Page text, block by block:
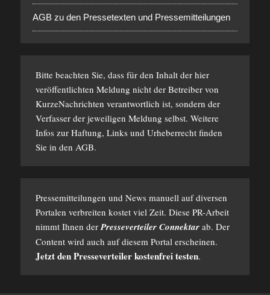
AGB zu den Pressetexten und Pressemitteilungen
Bitte beachten Sie, dass für den Inhalt der hier
veröffentlichten Meldung nicht der Betreiber von
KurzeNachrichten verantwortlich ist, sondern der
Verfasser der jeweiligen Meldung selbst. Weitere
Infos zur Haftung, Links und Urheberrecht finden
Sie in den AGB.
Pressemitteilungen und News manuell auf diversen
Portalen verbreiten kostet viel Zeit. Diese PR-Arbeit
nimmt Ihnen derPresseverteiler Connektarab. Der
Content wird auch auf diesem Portal erscheinen.
Jetzt den Presseverteiler kostenfrei testen.